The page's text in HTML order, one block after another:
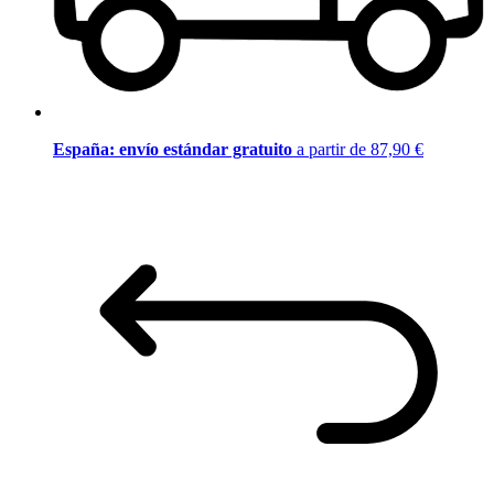
España: envío estándar gratuito a partir de 87,90 €